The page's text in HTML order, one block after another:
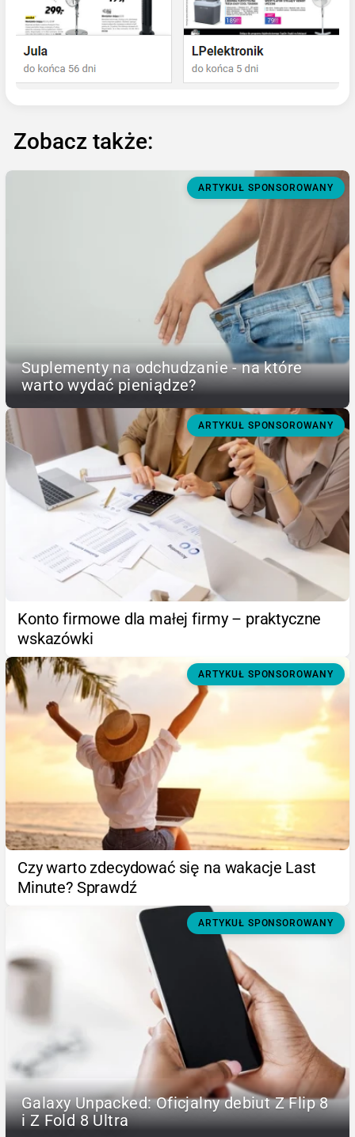
Zobacz także:
ARTYKUŁ SPONSOROWANY
Suplementy na odchudzanie - na które
warto wydać pieniądze?
ARTYKUŁ SPONSOROWANY
Konto firmowe dla małej firmy – praktyczne
wskazówki
ARTYKUŁ SPONSOROWANY
Czy warto zdecydować się na wakacje Last
Minute? Sprawdź
ARTYKUŁ SPONSOROWANY
Galaxy Unpacked: Oficjalny debiut Z Flip 8
i Z Fold 8 Ultra